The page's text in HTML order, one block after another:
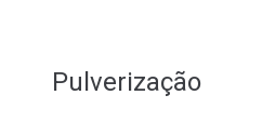
Pulverização